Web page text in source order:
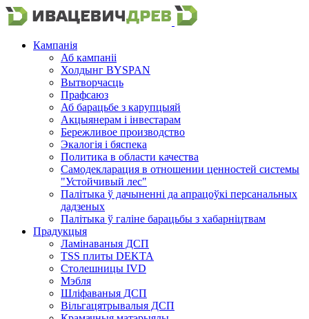
Кампанія
Аб кампаніі
Холдынг BYSPAN
Вытворчасць
Прафсаюз
Аб барацьбе з карупцыяй
Акцыянерам і інвестарам
Бережливое производство
Экалогія і бяспека
Политика в области качества
Самодекларация в отношении ценностей системы
"Устойчивый лес"
Палітыка ў дачыненні да апрацоўкі персанальных
дадзеных
Палітыка ў галіне барацьбы з хабарніцтвам
Прадукцыя
Ламінаваныя ДСП
TSS плиты DEKTA
Столешницы IVD
Мэбля
Шліфаваныя ДСП
Вільгацятрывалыя ДСП